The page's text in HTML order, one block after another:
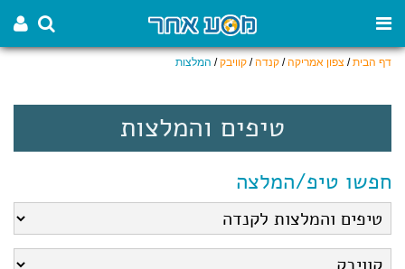
דף הבית/ צפון אמריקה/ קנדה/ קוויבק/ המלצות
טיפים והמלצות
חפשו טיפ/המלצה